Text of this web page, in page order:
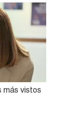
más vistos